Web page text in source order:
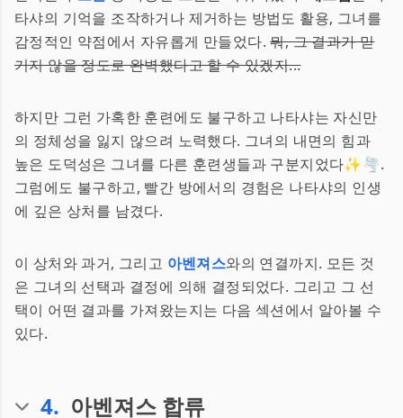
타샤의 기억을 조작하거나 제거하는 방법도 활용, 그녀를
감정적인 약점에서 자유롭게 만들었다.뭐, 그 결과가 믿
기지 않을 정도로 완벽했다고 할 수 있겠지...
하지만 그런 가혹한 훈련에도 불구하고 나타샤는 자신만
의 정체성을 잃지 않으려 노력했다. 그녀의 내면의 힘과
높은 도덕성은 그녀를 다른 훈련생들과 구분지었다✨🌪.
그럼에도 불구하고, 빨간 방에서의 경험은 나타샤의 인생
에 깊은 상처를 남겼다.
이 상처와 과거, 그리고 아벤져스와의 연결까지. 모든 것
은 그녀의 선택과 결정에 의해 결정되었다. 그리고 그 선
택이 어떤 결과를 가져왔는지는 다음 섹션에서 알아볼 수
있다.
4. 아벤져스 합류